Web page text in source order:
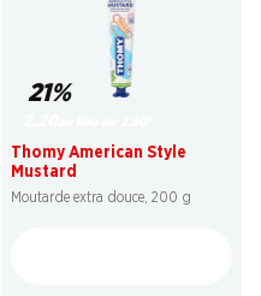
21%
Thomy American Style
Mustard
Moutarde extra douce, 200 g